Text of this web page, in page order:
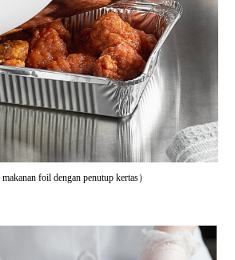
makanan foil dengan penutup kertas）